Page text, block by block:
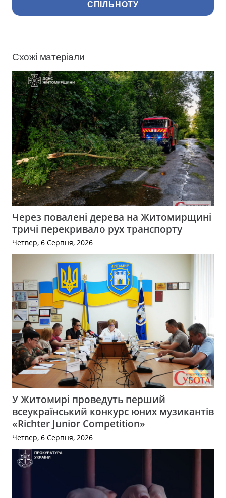
СПІЛЬНОТУ
Схожі матеріали
Через повалені дерева на Житомирщині
тричі перекривало рух транспорту
Четвер, 6 Серпня, 2026
У Житомирі проведуть перший
всеукраїнський конкурс юних музикантів
«Richter Junior Competition»
Четвер, 6 Серпня, 2026